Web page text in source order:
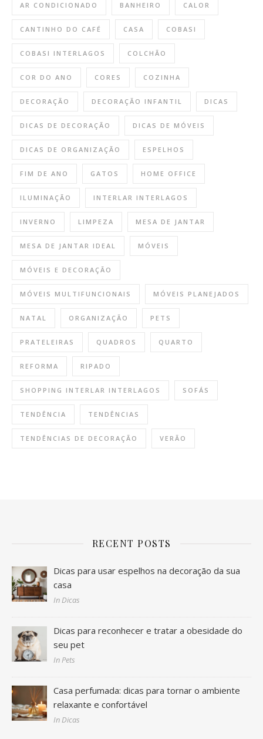
AR CONDICIONADO BANHEIRO CALOR
CANTINHO DO CAFÉ CASA COBASI
COBASI INTERLAGOS COLCHÃO
COR DO ANO CORES COZINHA
DECORAÇÃO DECORAÇÃO INFANTIL DICAS
DICAS DE DECORAÇÃO DICAS DE MÓVEIS
DICAS DE ORGANIZAÇÃO ESPELHOS
FIM DE ANO GATOS HOME OFFICE
ILUMINAÇÃO INTERLAR INTERLAGOS
INVERNO LIMPEZA MESA DE JANTAR
MESA DE JANTAR IDEAL MÓVEIS
MÓVEIS E DECORAÇÃO
MÓVEIS MULTIFUNCIONAIS MÓVEIS PLANEJADOS
NATAL ORGANIZAÇÃO PETS
PRATELEIRAS QUADROS QUARTO
REFORMA RIPADO
SHOPPING INTERLAR INTERLAGOS SOFÁS
TENDÊNCIA TENDÊNCIAS
TENDÊNCIAS DE DECORAÇÃO VERÃO
RECENT POSTS
Dicas para usar espelhos na decoração da sua
casa
In Dicas
Dicas para reconhecer e tratar a obesidade do
seu pet
In Pets
Casa perfumada: dicas para tornar o ambiente
relaxante e confortável
In Dicas